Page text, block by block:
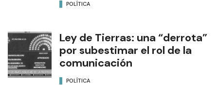
POLÍTICA
Ley de Tierras: una “derrota”
por subestimar el rol de la
comunicación
POLÍTICA